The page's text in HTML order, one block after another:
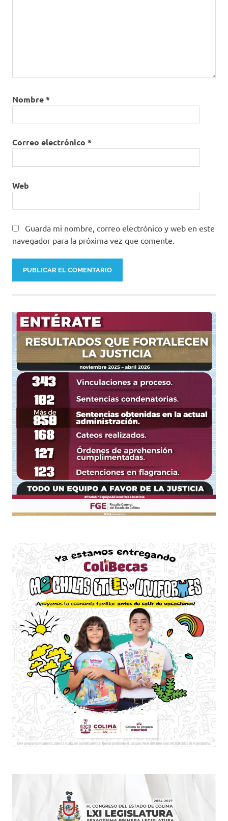
Nombre*
Correo electrónico *
Web
Guarda mi nombre, correo electrónico y web en este
navegador para la próxima vez que comente.